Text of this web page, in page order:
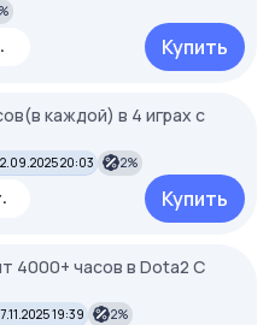
Купить
каждой) в 4 играх с
20:03 2%
Купить
4000+ часов в Dota2 С
19:39 2%